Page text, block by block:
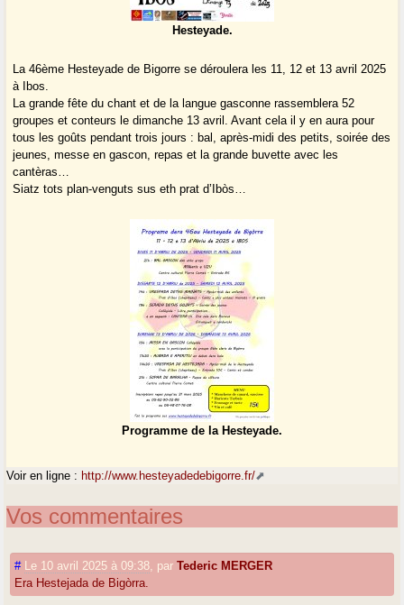
Hesteyade.
La 46ème Hesteyade de Bigorre se déroulera les 11, 12 et 13 avril 2025
à Ibos.
La grande fête du chant et de la langue gasconne rassemblera 52
groupes et conteurs le dimanche 13 avril. Avant cela il y en aura pour
tous les goûts pendant trois jours : bal, après-midi des petits, soirée des
jeunes, messe en gascon, repas et la grande buvette avec les
cantèras…
Siatz tots plan-venguts sus eth prat d’Ibòs…
Programme de la Hesteyade.
Voir en ligne : http://www.hesteyadedebigorre.fr/
Vos commentaires
# Le 10 avril 2025 à 09:38 parTederic MERGER
Era Hestejada de Bigòrra.